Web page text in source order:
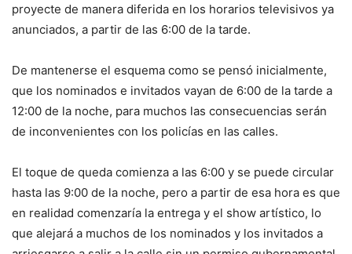
proyecte de manera diferida en los horarios televisivos ya
anunciados, a partir de las 6:00 de la tarde.
De mantenerse el esquema como se pensó inicialmente,
que los nominados e invitados vayan de 6:00 de la tarde a
12:00 de la noche, para muchos las consecuencias serán
de inconvenientes con los policías en las calles.
El toque de queda comienza a las 6:00 y se puede circular
hasta las 9:00 de la noche, pero a partir de esa hora es que
en realidad comenzaría la entrega y el show artístico, lo
que alejará a muchos de los nominados y los invitados a